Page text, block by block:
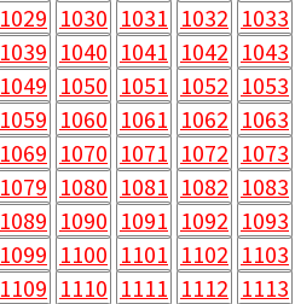
1029 1030 1031 1032 1033
1039 1040 1041 1042 1043
1049 1050 1051 1052 1053
1059 1060 1061 1062 1063
1069 1070 1071 1072 1073
1079 1080 1081 1082 1083
1089 1090 1091 1092 1093
1099 1100 1101 1102 1103
1109 1110 1111 1112 1113